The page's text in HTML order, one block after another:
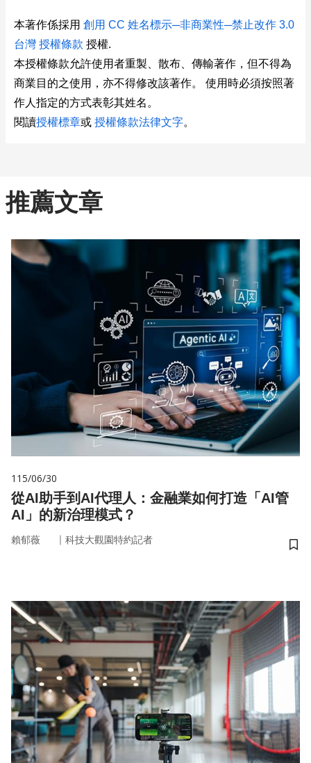
本著作係採用 創用 CC 姓名標示─非商業性─禁止改作 3.0
台灣 授權條款 授權.
本授權條款允許使用者重製、散布、傳輸著作，但不得為
商業目的之使用，亦不得修改該著作。 使用時必須按照著
作人指定的方式表彰其姓名。
閱讀授權標章或 授權條款法律文字。
推薦文章
115/06/30
從AI助手到AI代理人：金融業如何打造「AI管
AI」的新治理模式？
賴郁薇 ｜ 科技大觀園特約記者
儲